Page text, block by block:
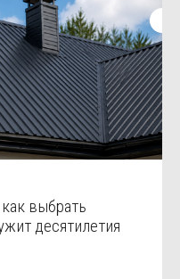
выбрать
десятилетия